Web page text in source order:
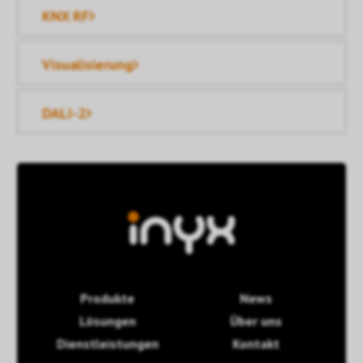
KNX RF
Visualisierung
DALI-2
Produkte
Lösungen
Dienstleistungen
News
Über uns
Kontakt